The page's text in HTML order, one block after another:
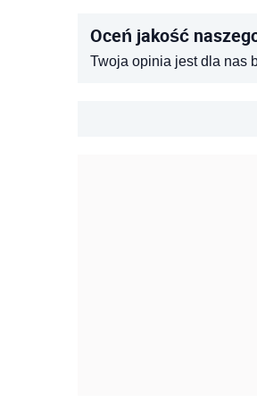
Oceń jakość
Twoja opinia jest dla nas